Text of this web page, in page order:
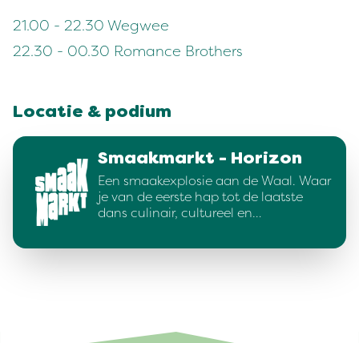
21.00 - 22.30 Wegwee
22.30 - 00.30 Romance Brothers
Locatie & podium
Smaakmarkt - Horizon
Een smaakexplosie aan de Waal. Waar
je van de eerste hap tot de laatste
dans culinair, cultureel en…